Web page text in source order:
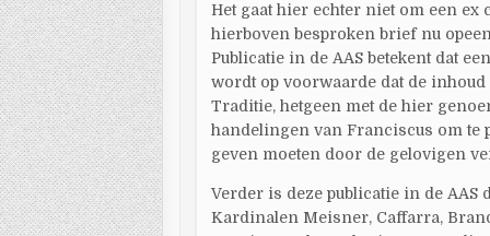
Het gaat hier echter niet om een
hierboven besproken brief nu
Publicatie in de AAS betekent dat
wordt op voorwaarde dat de
Traditie, hetgeen met de hier
handelingen van Franciscus om te
geven moeten door de gelovigen
Verder is deze publicatie in de AAS
Kardinalen Meisner, Caffarra,